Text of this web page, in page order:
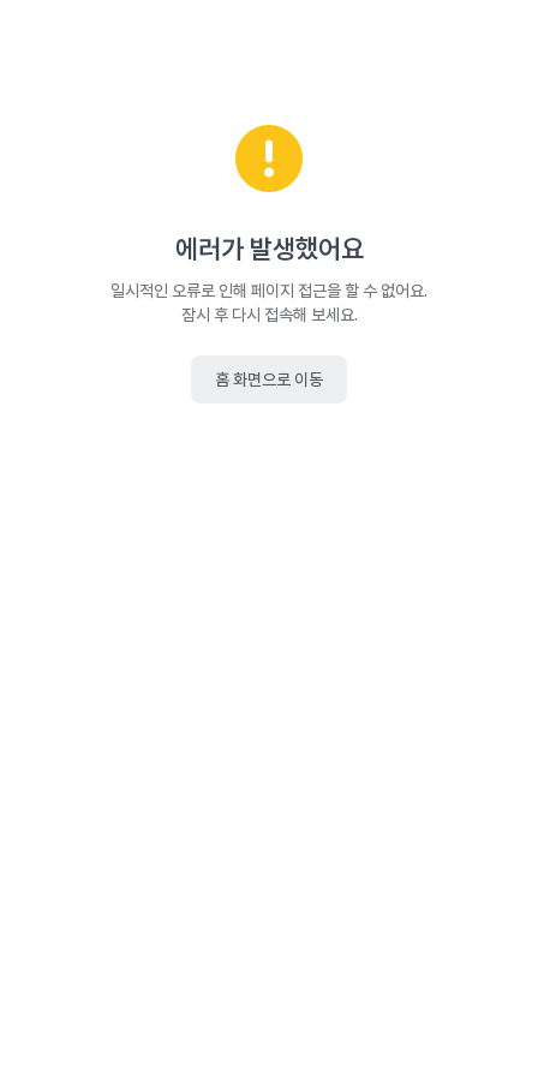
에러가 발생했어요
일시적인 오류로 인해 페이지 접근을 할 수 없어요.
잠시 후 다시 접속해 보세요.
홈 화면으로 이동